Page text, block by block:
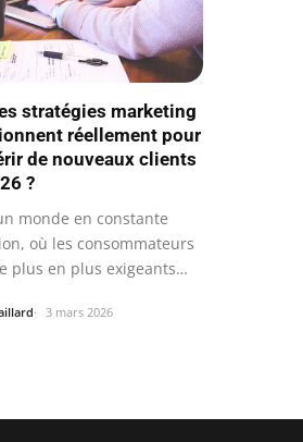
stratégies marketing
réellement pour
de nouveaux clients
?
monde en constante
où les consommateurs
plus en plus exigeants
3 mars 2026